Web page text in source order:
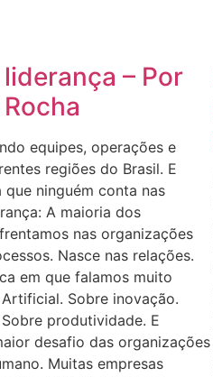
– Por
equipes, operações e
regiões do Brasil. E
que ninguém conta nas
A maioria dos
nas organizações
Nasce nas relações.
em que falamos muito
Sobre inovação.
produtividade. E
desafio das organizações
Muitas empresas